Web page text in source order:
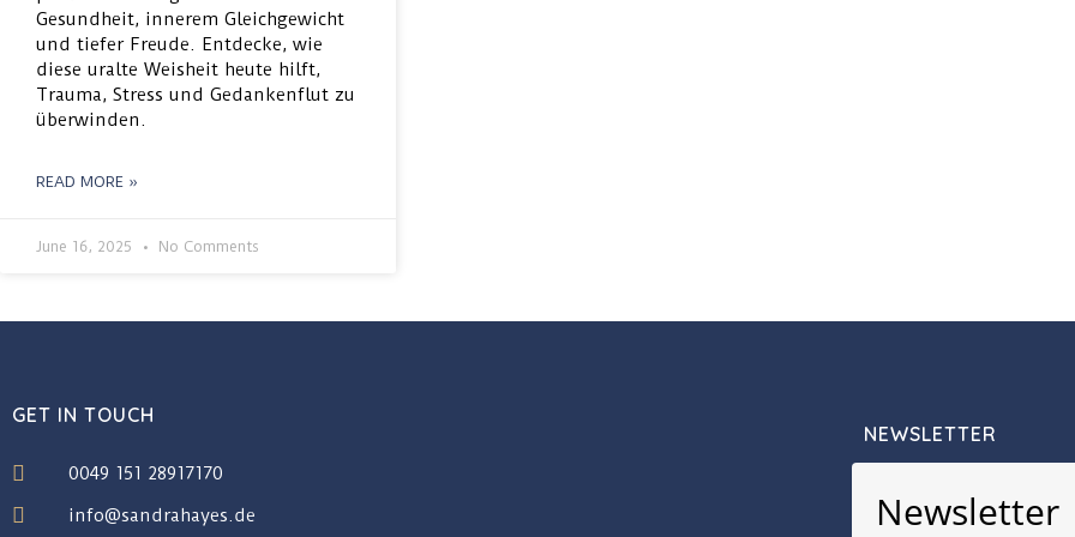
Gesundheit, innerem Gleichgewicht
und tiefer Freude. Entdecke, wie
diese uralte Weisheit heute hilft,
Trauma, Stress und Gedankenflut zu
überwinden.
READ MORE »
June 16, 2025 No Comments
GET IN TOUCH
0049 151 28917170
info@sandrahayes.de
NEWSLETTER
Newsletter